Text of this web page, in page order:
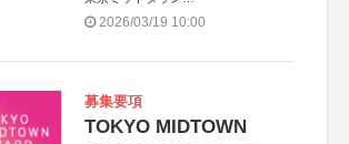
【協力】
Ripple Collective
2026/03/19 10:00
募集要項
TOKYO MIDTOWN